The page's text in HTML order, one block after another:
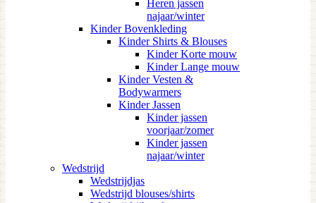
Heren jassen
najaar/winter
Kinder Bovenkleding
Kinder Shirts & Blouses
Kinder Korte mouw
Kinder Lange mouw
Kinder Vesten &
Bodywarmers
Kinder Jassen
Kinder jassen
voorjaar/zomer
Kinder jassen
najaar/winter
Wedstrijd
Wedstrijdjas
Wedstrijd blouses/shirts